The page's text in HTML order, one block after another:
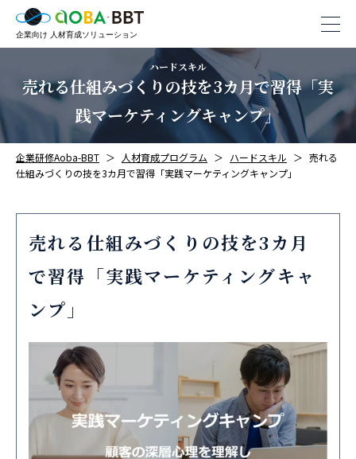
ハードスキル
売れる仕組みづくりの技を3カ月で習得「実
践マーケティングキャンプ」
企業研修Aoba-BBT 人材育成プログラム ハードスキル
売れる
仕組みづくりの技を3カ月で習得「実践マーケティングキャンプ」
売れる仕組みづくりの技を3カ月
で習得「実践マーケティングキャ
ンプ」